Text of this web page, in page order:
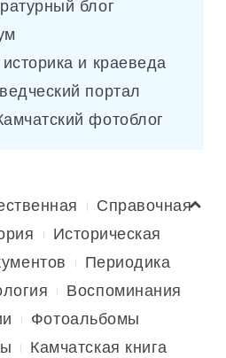
и краеведа
портал
фотоблог
Справочная
Историческая
Периодика
Воспоминания
Фотоальбомы
Камчатская книга